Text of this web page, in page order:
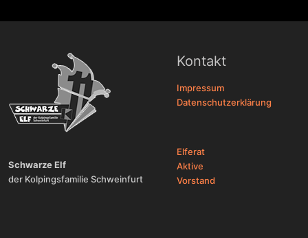
Schwarze Elf
der Kolpingsfamilie Schweinfurt
Kontakt
Impressum
Datenschutzerklärung
Elferat
Aktive
Vorstand